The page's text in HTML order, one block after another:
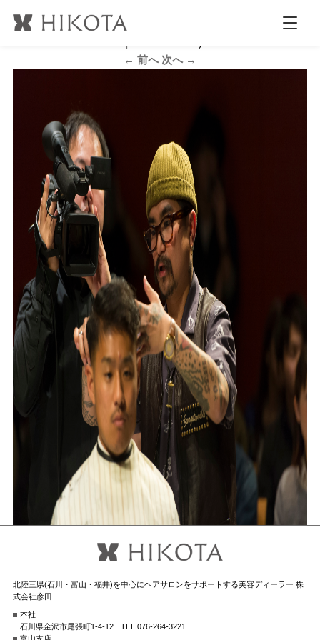
公開日時: 2017.4.262123 × 1413
Mr Brothers Cut Club
← 前へ 次へ →
北陸三県(石川・富山・福井)を中心にヘアサロンをサポートする美容ディーラー 株
式会社彦田
本社
石川県金沢市尾張町1-4-12
TEL 076-264-3221